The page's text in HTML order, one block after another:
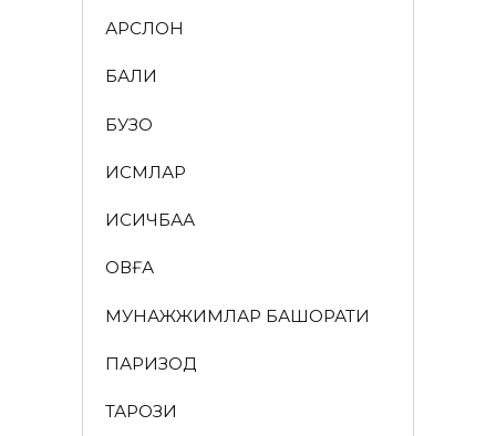
АРСЛОН
БАЛИҚ
БУЗОҚ
ИСМЛАР
ҚИСҚИЧБАҚА
ҚОВҒА
МУНАЖЖИМЛАР БАШОРАТИ
ПАРИЗОД
ТАРОЗИ